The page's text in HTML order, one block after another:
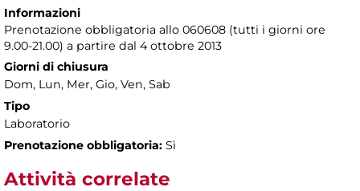
Informazioni
Prenotazione obbligatoria allo 060608 (tutti i giorni ore
9.00-21.00) a partire dal 4 ottobre 2013
Giorni di chiusura
Dom, Lun, Mer, Gio, Ven, Sab
Tipo
Laboratorio
Prenotazione obbligatoria: Sì
Attività correlate